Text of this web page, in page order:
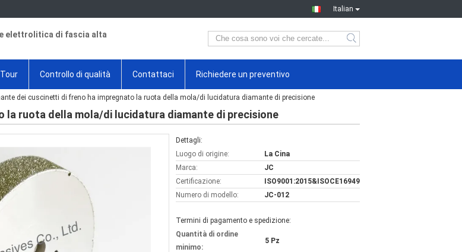
Italian
elettrolitica di fascia alta
Controllo di qualità Contattaci Richiedere un preventivo
dei cuscinetti di freno ha impregnato la ruota della mola/di lucidatura diamante di precisione
ruota della mola/di lucidatura diamante di precisione
Dettagli:
Luogo di origine:
La Cina
Marca:
JC
Certificazione:
ISO9001:2015&ISOCE16949
Numero di modello:
JC-012
Termini di pagamento e spedizione:
Quantità di ordine
minimo:
5 Pz